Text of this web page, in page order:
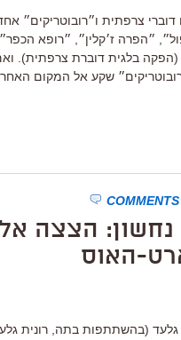
דוברי צרפתית ו״רובוטריקים״
״הפרה ז׳קלין״, ״רופא
(הפקה בלגית דוברת צרפתית).
שקע אל המקום
נחשון: הצצה
האוס
גלעד (בהשתתפות בתה, רונית